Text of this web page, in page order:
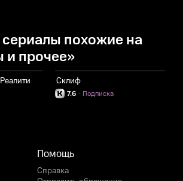
похожие на
и прочее»
Склиф
7.6 Подписка
·
Помощь
Справка